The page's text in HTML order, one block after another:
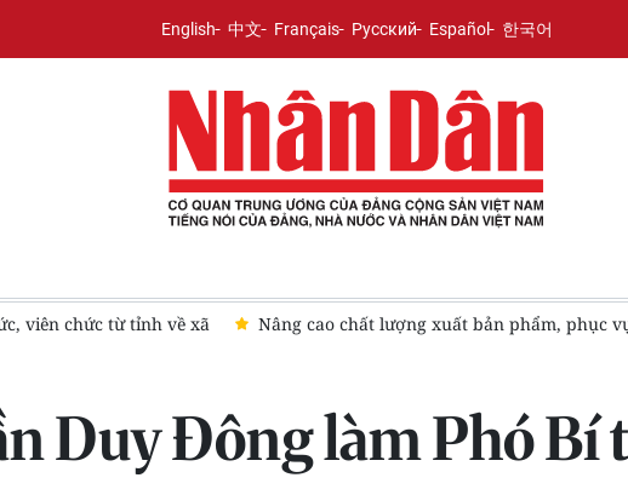
English 中文 Français Русский Español 한국어
hiệu quả các nhiệm vụ chính trị 7 thành phố trực thuộc Trung ương
Duy Đông làm Phó Bí